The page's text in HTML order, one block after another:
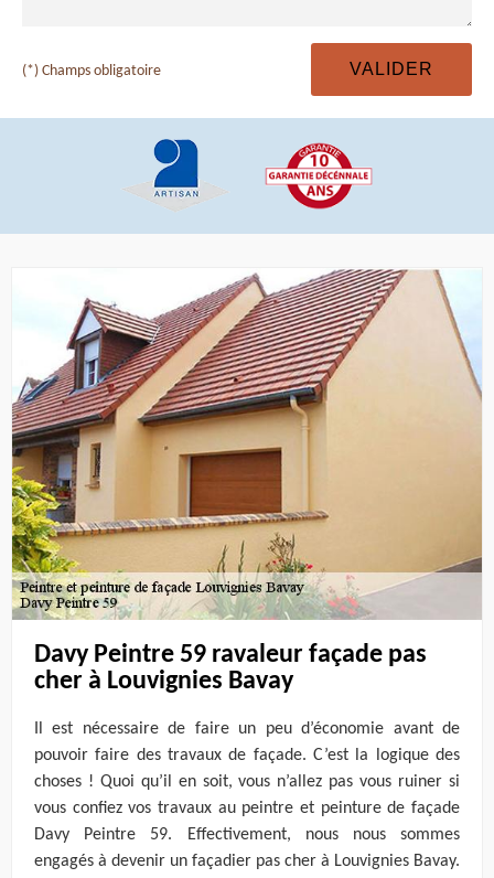
(*) Champs obligatoire
Davy Peintre 59 ravaleur façade pas
cher à Louvignies Bavay
Il est nécessaire de faire un peu d’économie avant de
pouvoir faire des travaux de façade. C’est la logique des
choses ! Quoi qu’il en soit, vous n’allez pas vous ruiner si
vous confiez vos travaux au peintre et peinture de façade
Davy Peintre 59. Effectivement, nous nous sommes
engagés à devenir un façadier pas cher à Louvignies Bavay.